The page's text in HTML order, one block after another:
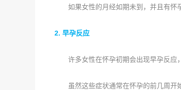
如果女性的月经如期未到，并且有怀
2. 早孕反应
许多女性在怀孕初期会出现早孕反应
虽然这些症状通常在怀孕的前几周开